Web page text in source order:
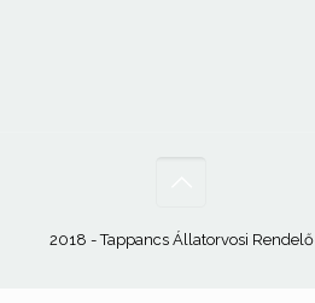
2018 - Tappancs Állatorvosi Rendelő